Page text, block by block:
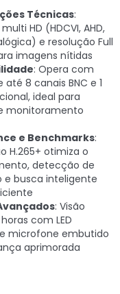
Técnicas:
HD (HDCVI, AHD,
e resolução Full
imagens nítidas
: Opera com
8 canais BNC e 1
ideal para
monitoramento
e Benchmarks:
H.265+ otimiza o
detecção de
busca inteligente
: Visão
com LED
microfone embutido
aprimorada